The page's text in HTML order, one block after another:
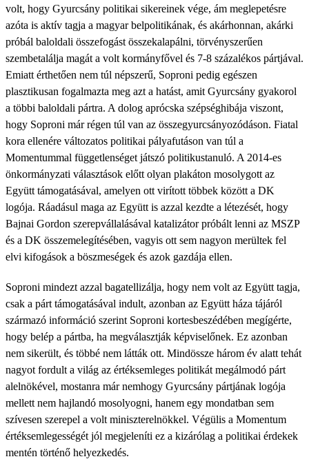
volt, hogy Gyurcsány politikai sikereinek vége, ám meglepetésre
azóta is aktív tagja a magyar belpolitikának, és akárhonnan, akárki
próbál baloldali összefogást összekalapálni, törvényszerűen
szembetalálja magát a volt kormányfővel és 7-8 százalékos pártjával.
Emiatt érthetően nem túl népszerű, Soproni pedig egészen
plasztikusan fogalmazta meg azt a hatást, amit Gyurcsány gyakorol
a többi baloldali pártra. A dolog aprócska szépséghibája viszont,
hogy Soproni már régen túl van az összegyurcsányozódáson. Fiatal
kora ellenére változatos politikai pályafutáson van túl a
Momentummal függetlenséget játszó politikustanuló. A 2014-es
önkormányzati választások előtt olyan plakáton mosolygott az
Együtt támogatásával, amelyen ott virított többek között a DK
logója. Ráadásul maga az Együtt is azzal kezdte a létezését, hogy
Bajnai Gordon szerepvállalásával katalizátor próbált lenni az MSZP
és a DK összemelegítésében, vagyis ott sem nagyon merültek fel
elvi kifogások a böszmeségek és azok gazdája ellen.
Soproni mindezt azzal bagatellizálja, hogy nem volt az Együtt tagja,
csak a párt támogatásával indult, azonban az Együtt háza tájáról
származó információ szerint Soproni kortesbeszédében megígérte,
hogy belép a pártba, ha megválasztják képviselőnek. Ez azonban
nem sikerült, és többé nem látták ott. Mindössze három év alatt tehát
nagyot fordult a világ az értéksemleges politikát megálmodó párt
alelnökével, mostanra már nemhogy Gyurcsány pártjának logója
mellett nem hajlandó mosolyogni, hanem egy mondatban sem
szívesen szerepel a volt miniszterelnökkel. Végülis a Momentum
értéksemlegességét jól megjeleníti ez a kizárólag a politikai érdekek
mentén történő helyezkedés.